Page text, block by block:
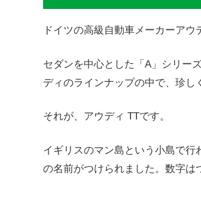
ドイツの高級自動車メーカーア
セダンを中心とした「A」シリー
ディのラインナップの中で、珍し
それが、アウディ TTです。
イギリスのマン島という小島で行
の名前がつけられました。数字は